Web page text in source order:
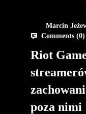
Marcin
Comments (0)
Riot
poza nimi